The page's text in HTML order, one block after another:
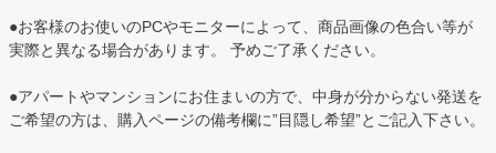
●お客様のお使いのPCやモニターによって、商品画像の色合い等が
実際と異なる場合があります。 予めご了承ください。
●アパートやマンションにお住まいの方で、中身が分からない発送を
ご希望の方は、購入ページの備考欄に”目隠し希望”とご記入下さい。